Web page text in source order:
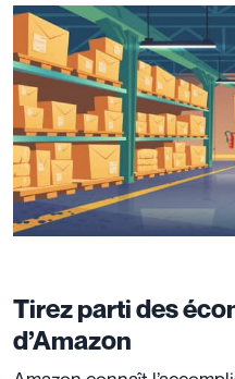
Tirez parti des
d’Amazon